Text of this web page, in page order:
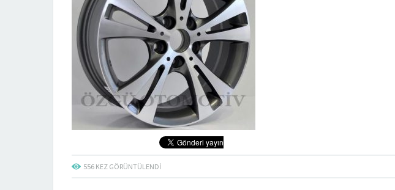
556 KEZ GÖRÜNTÜLENDI